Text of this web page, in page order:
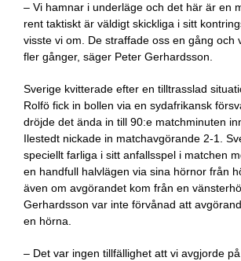
– Vi hamnar i underläge och det här är en
rent taktiskt är väldigt skickliga i sitt
visste vi om. De straffade oss en gång och
fler gånger, säger Peter Gerhardsson.
Sverige kvitterade efter en tilltrasslad
Rolfö fick in bollen via en sydafrikansk
dröjde det ända in till 90:e matchminuten
Ilestedt nickade in matchavgörande 2-1.
speciellt farliga i sitt anfallsspel i matchen
en handfull halvlägen via sina hörnor från
även om avgörandet kom från en
Gerhardsson var inte förvånad att
en hörna.
– Det var ingen tillfällighet att vi avgjorde